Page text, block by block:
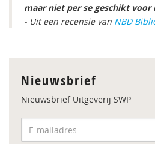
maar niet per se geschikt
- Uit een recensie van NBD
Nieuwsbrief
Nieuwsbrief Uitgeverij SWP